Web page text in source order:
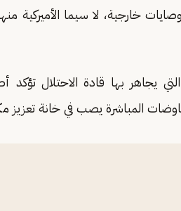
خارجية، لا سيما الأميركية
يجاهر بها قادة الاحتلال تؤكد
المباشرة يصب في خانة تعزيز